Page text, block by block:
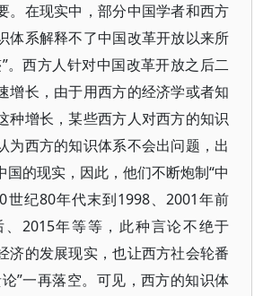
。在现实中，部分中国学者和西方
体系解释不了中国改革开放以来所
。西方人针对中国改革开放之后二
增长，由于用西方的经济学或者知
种增长，某些西方人对西方的知识
为西方的知识体系不会出问题，出
国的现实，因此，他们不断炮制“中
世纪80年代末到1998、2001年前
、2015年等等，此种言论不绝于
济的发展现实，也让西方社会轮番
”一再落空。可见，西方的知识体